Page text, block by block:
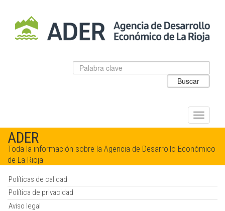
Salto
al
contenido
Datos
para
Introduzca
el
Buscar
Alternar
ADER
Toda la información sobre la Agencia de Desarrollo Económico
de La Rioja
Políticas de calidad
Política de privacidad
Aviso legal